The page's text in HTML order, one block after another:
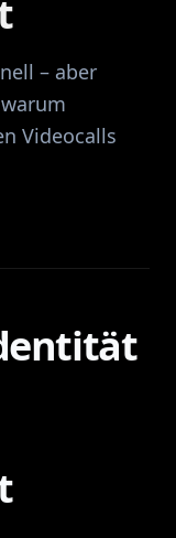
– aber
Videocalls